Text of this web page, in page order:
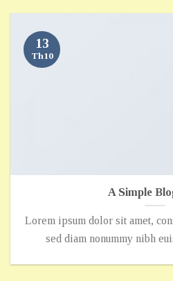
A Simple
Lorem ipsum dolor sit amet,
sed diam nonummy nibh
13
Th10